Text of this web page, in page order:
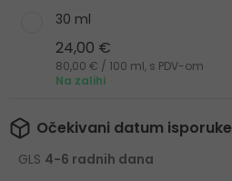
30 ml
24,00 €
80,00 € / 100 ml, s PDV-om
Na zalihi
Očekivani datum isporuke
GLS 4-6 radnih dana